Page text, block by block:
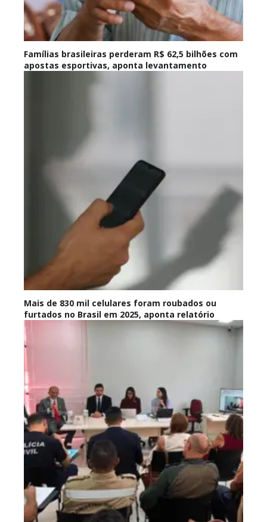
Famílias brasileiras perderam R$ 62,5 bilhões com
apostas esportivas, aponta levantamento
Mais de 830 mil celulares foram roubados ou
furtados no Brasil em 2025, aponta relatório